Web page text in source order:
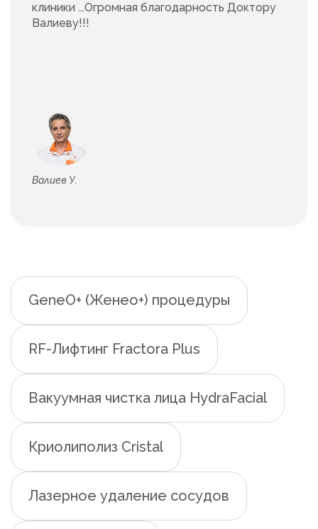
клиники ...Огромная благодарность Доктору
Валиеву!!!
Валиев У.
GeneO+ (Женео+) процедуры
RF-Лифтинг Fractora Plus
Вакуумная чистка лица HydraFacial
Криолиполиз Cristal
Лазерное удаление сосудов